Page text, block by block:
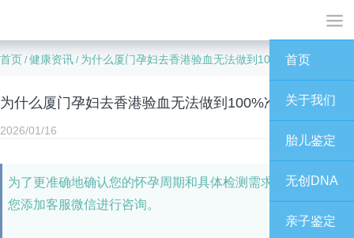
首页
关于我们
胎儿鉴定
无创DNA
亲子鉴定
首页 /健康资讯 / 为什么厦门孕妇去香港验血无法做到100%准确率？
为什么厦门孕妇去香港验血无法做到100%准确率？
2026/01/16
为了更准确地确认您的怀孕周期和具体检测需求，我们建议
您添加客服微信进行咨询。